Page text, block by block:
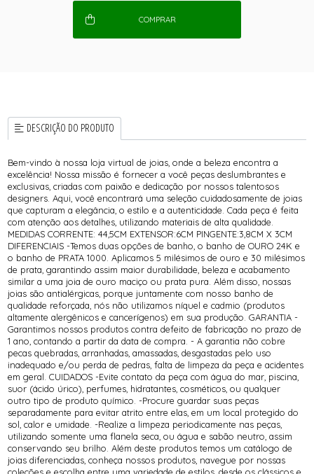
COMPRAR
DESCRIÇÃO DO PRODUTO
Bem-vindo à nossa loja virtual de joias, onde a beleza encontra a
excelência! Nossa missão é fornecer a você peças deslumbrantes e
exclusivas, criadas com paixão e dedicação por nossos talentosos
designers. Aqui, você encontrará uma seleção cuidadosamente de joias
que capturam a elegância, o estilo e a autenticidade. Cada peça é feita
com atenção aos detalhes, utilizando materiais de alta qualidade.
MEDIDAS CORRENTE: 44,5CM EXTENSOR:6CM PINGENTE:3,8CM X 3CM
DIFERENCIAIS -Temos duas opções de banho, o banho de OURO 24K e
o banho de PRATA 1000. Aplicamos 5 milésimos de ouro e 30 milésimos
de prata, garantindo assim maior durabilidade, beleza e acabamento
similar a uma joia de ouro maciço ou prata pura. Além disso, nossas
joias são antialérgicas, porque juntamente com nosso banho de
qualidade reforçada, nós não utilizamos níquel e cadmio (produtos
altamente alergênicos e cancerígenos) em sua produção. GARANTIA -
Garantimos nossos produtos contra defeito de fabricação no prazo de
1 ano, contando a partir da data de compra. - A garantia não cobre
pecas quebradas, arranhadas, amassadas, desgastadas pelo uso
inadequado e/ou perda de pedras, falta de limpeza da peça e acidentes
em geral. CUIDADOS -Evite contato da peça com água do mar, piscina,
suor (ácido úrico), perfumes, hidratantes, cosméticos, ou qualquer
outro tipo de produto químico. -Procure guardar suas peças
separadamente para evitar atrito entre elas, em um local protegido do
sol, calor e umidade. -Realize a limpeza periodicamente nas peças,
utilizando somente uma flanela seca, ou água e sabão neutro, assim
conservando seu brilho. Além deste produtos temos um catálogo de
joias diferenciadas, conheça nossos produtos, navegue por nossas